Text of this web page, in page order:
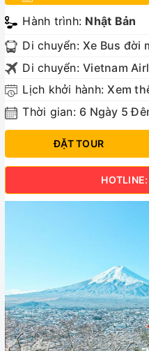
Hành trình: Nhật Bản
Di chuyển: Xe Bus đời
Di chuyển: Vietnam
Lịch khởi hành:Xem
Thời gian: 6 Ngày 5
ĐẶT TOUR